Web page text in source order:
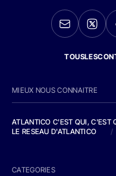
MIEUX NOUS CONNAITRE
ATLANTICO C'EST QUI, C'EST
LE RESEAU D'ATLANTICO
/
CATEGORIES